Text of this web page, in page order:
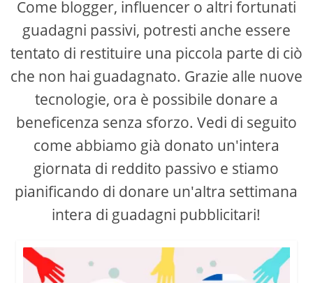
Come blogger, influencer o altri fortunati
guadagni passivi, potresti anche essere
tentato di restituire una piccola parte di ciò
che non hai guadagnato. Grazie alle nuove
tecnologie, ora è possibile donare a
beneficenza senza sforzo. Vedi di seguito
come abbiamo già donato un'intera
giornata di reddito passivo e stiamo
pianificando di donare un'altra settimana
intera di guadagni pubblicitari!